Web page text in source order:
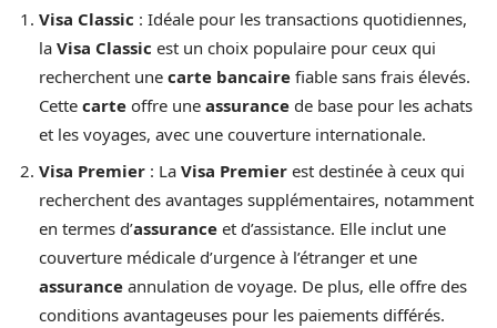
Visa Classic : Idéale pour les transactions quotidiennes,
la Visa Classic est un choix populaire pour ceux qui
recherchent une carte bancaire fiable sans frais élevés.
Cette carte offre une assurance de base pour les achats
et les voyages, avec une couverture internationale.
Visa Premier : La Visa Premier est destinée à ceux qui
recherchent des avantages supplémentaires, notamment
en termes d’assurance et d’assistance. Elle inclut une
couverture médicale d’urgence à l’étranger et une
assurance annulation de voyage. De plus, elle offre des
conditions avantageuses pour les paiements différés.